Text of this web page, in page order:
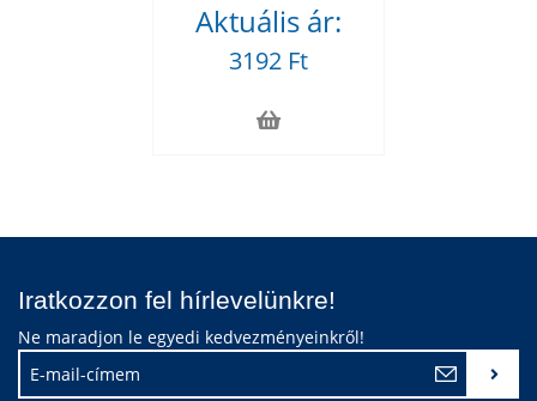
Aktuális ár:
3192 Ft
Iratkozzon fel hírlevelünkre!
Ne maradjon le egyedi kedvezményeinkről!